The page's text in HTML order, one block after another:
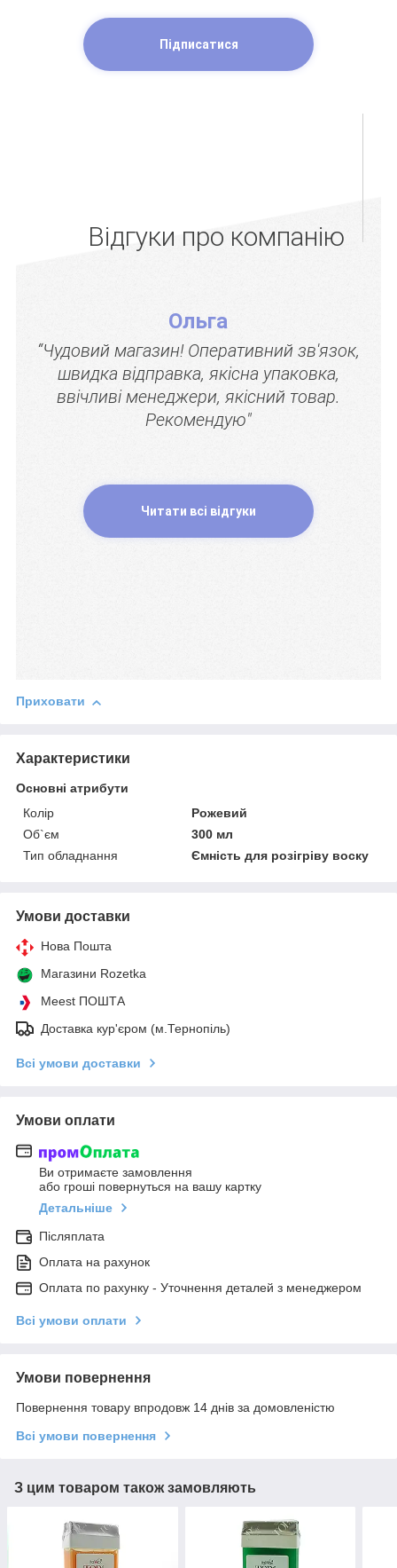
Підписатися
Відгуки про компанію
Ольга
“Чудовий магазин! Оперативний зв'язок,
швидка відправка, якісна упаковка,
ввічливі менеджери, якісний товар.
Рекомендую"
Читати всі відгуки
Приховати
Характеристики
Основні атрибути
Колір
Рожевий
Об`єм
300 мл
Тип обладнання
Ємність для розігріву воску
Умови доставки
Нова Пошта
Магазини Rozetka
Meest ПОШТА
Доставка кур'єром (м.Тернопіль)
Всі умови доставки
Умови оплати
Ви отримаєте замовлення
або гроші повернуться на вашу картку
Детальніше
Післяплата
Оплата на рахунок
Оплата по рахунку - Уточнення деталей з менеджером
Всі умови оплати
Умови повернення
Повернення товару впродовж 14 днів за домовленістю
Всі умови повернення
З цим товаром також замовляють